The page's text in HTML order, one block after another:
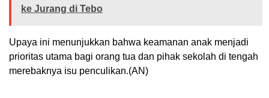
ke Jurang di Tebo
Upaya ini menunjukkan bahwa keamanan anak menjadi
prioritas utama bagi orang tua dan pihak sekolah di tengah
merebaknya isu penculikan.(AN)